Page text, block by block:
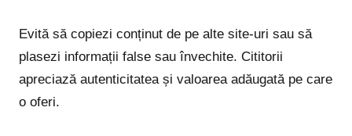
Evită să copiezi conținut de pe alte site-uri sau să
plasezi informații false sau învechite. Cititorii
apreciază autenticitatea și valoarea adăugată pe care
o oferi.